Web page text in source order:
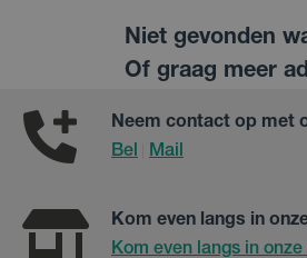
Niet gevonden
Of graag meer
Neem contact op met
Bel
Mail
Kom even langs in
Kom even langs in